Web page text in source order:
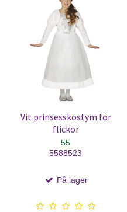
Vit prinsesskostym för
flickor
55
5588523
På lager